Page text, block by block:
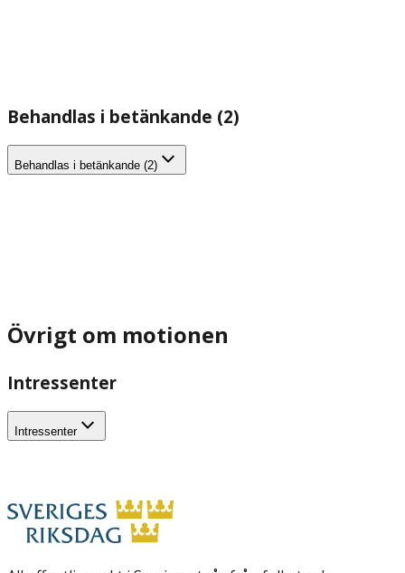
Behandlas i betänkande (2)
Behandlas i betänkande (2)
Övrigt om motionen
Intressenter
Intressenter